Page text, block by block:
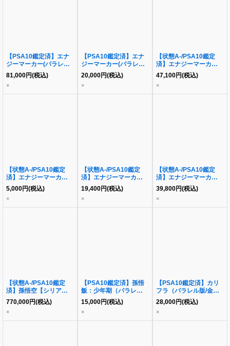
【PSA10鑑定済】エナ
ジーマーカー(パラレル/
ゴジータ&ベジッ
ト/GODRANK)【☆】
{E-69}《-》{-}
81,000円(税込)
×
【PSA10鑑定済】エナ
ジーマーカー(パラレル/
ビルス)《☆》{E01-06}
20,000円(税込)
×
【状態A-/PSA10鑑定
済】エナジーマーカー
(パラレル版/孫悟飯:少年
期)《-》{E01-10}
47,100円(税込)
×
【状態A-/PSA10鑑定
済】エナジーマーカー
(パラレル版/クウラ)
《-》{E01-12}
5,000円(税込)
×
【状態A-/PSA10鑑定
済】エナジーマーカー
(パラレル版/フリーザ)
《-》{E01-04}
19,400円(税込)
×
【状態A-/PSA10鑑定
済】エナジーマーカー
(パラレル版/孫悟空/背景
超サイヤ人)《-》{E01-
01}
39,800円(税込)
×
【状態A-/PSA10鑑定
済】孫悟空【シリアル】
《PR☆》{FP-001}
770,000円(税込)
×
【PSA10鑑定済】孫悟
飯：少年期（パラレル
版）《R☆》{FB01-
090}
15,000円(税込)
×
【PSA10鑑定済】カリ
フラ（パラレル版/金文
字）《-》{FB02-007}
28,000円(税込)
×